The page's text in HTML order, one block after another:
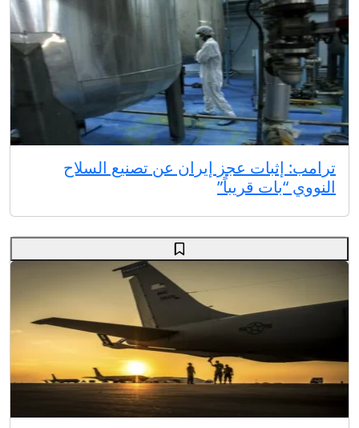
ترامب: إثبات عجز إيران عن تصنيع السلاح
النووي “بات قريباً”